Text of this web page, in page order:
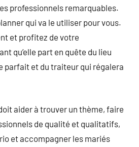
professionnels remarquables.
qui va le utiliser pour vous.
et profitez de votre
qu’elle part en quête du lieu
parfait et du traiteur qui régalera
aider à trouver un thème, faire
de qualité et qualitatifs,
et accompagner les mariés